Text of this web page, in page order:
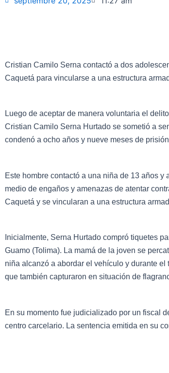
Cristian Camilo Serna contactó a dos
Caquetá para vincularse a una estructura
Luego de aceptar de manera voluntaria el
Cristian Camilo Serna Hurtado se sometió a
condenó a ocho años y nueve meses de
Este hombre contactó a una niña de 13 años
medio de engaños y amenazas de atentar
Caquetá y se vincularan a una estructura
Inicialmente, Serna Hurtado compró tiquetes
Guamo (Tolima). La mamá de la joven se
niña alcanzó a abordar el vehículo y durante
que también capturaron en situación de
En su momento fue judicializado por un fiscal
centro carcelario. La sentencia emitida en su